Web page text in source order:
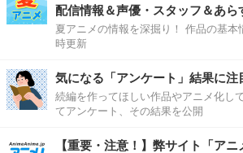
配信情報＆声優・スタッフ＆あら
夏アニメの情報を深掘り！ 作品の基本
時更新
気になる「アンケート」結果に注
続編を作ってほしい作品やアニメ化し
てアンケート、その結果を公開
【重要・注意！】弊サイト「ア